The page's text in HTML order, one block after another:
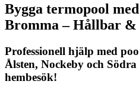
Bygga termopool
Bromma – Hållbar &
Professionell hjälp med
Ålsten, Nockeby och
hembesök!